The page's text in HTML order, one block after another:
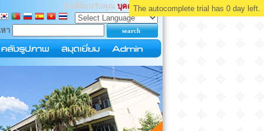
ยินดีต้อนรับคุณ บุคคลทั่วไป
า
The autocomplete trial has 0 day left.